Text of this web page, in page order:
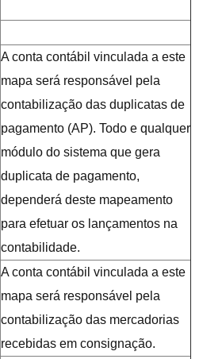
A conta contábil vinculada a este
mapa será responsável pela
contabilização das duplicatas de
pagamento (AP). Todo e qualquer
módulo do sistema que gera
duplicata de pagamento,
dependerá deste mapeamento
para efetuar os lançamentos na
contabilidade.
A conta contábil vinculada a este
mapa será responsável pela
contabilização das mercadorias
recebidas em consignação.